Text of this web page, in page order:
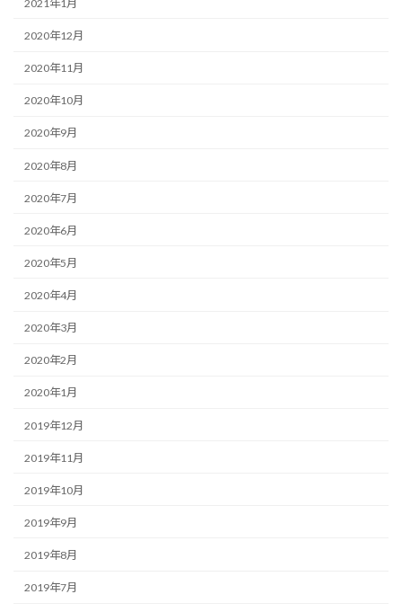
2021年1月
2020年12月
2020年11月
2020年10月
2020年9月
2020年8月
2020年7月
2020年6月
2020年5月
2020年4月
2020年3月
2020年2月
2020年1月
2019年12月
2019年11月
2019年10月
2019年9月
2019年8月
2019年7月